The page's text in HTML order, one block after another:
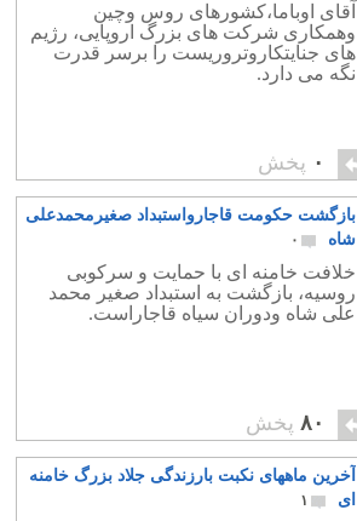
آقای اوباما،کشورهای روس وچین
وهمکاری شرکت های بزرگ اروپایی، رژیم
های جنایتکاروتروریست را برسر قدرت
نگه می دارد.
۰ پخش
بازگشت حکومت قاجارواستبداد صغیرمحمدعلی
شاه
۰
خلافت خامنه ای با حمایت و سرکوبی
روسیه، بازگشت به استبداد صغیر محمد
علی شاه ودوران سیاه قاجاراست.
۸۰ پخش
آخرین ماههای نکبت بارزندگی جلاد بزرگ خامنه
ای
۱